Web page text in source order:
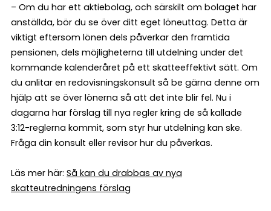
– Om du har ett aktiebolag, och särskilt om bolaget har
anställda, bör du se över ditt eget löneuttag. Detta är
viktigt eftersom lönen dels påverkar den framtida
pensionen, dels möjligheterna till utdelning under det
kommande kalenderåret på ett skatteeffektivt sätt. Om
du anlitar en redovisningskonsult så be gärna denne om
hjälp att se över lönerna så att det inte blir fel. Nu i
dagarna har förslag till nya regler kring de så kallade
3:12-reglerna kommit, som styr hur utdelning kan ske.
Fråga din konsult eller revisor hur du påverkas.
Läs mer här: Så kan du drabbas av nya
skatteutredningens förslag